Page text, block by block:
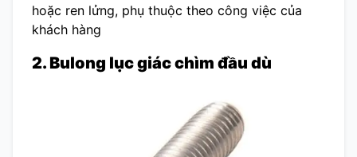
hoặc ren lửng, phụ thuộc theo công việc của
khách hàng
2. Bulong lục giác chìm đầu dù